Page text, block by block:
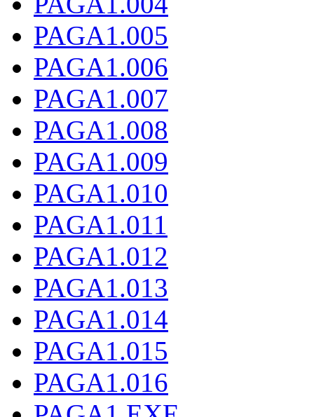
PAGA1.005
PAGA1.006
PAGA1.007
PAGA1.008
PAGA1.009
PAGA1.010
PAGA1.011
PAGA1.012
PAGA1.013
PAGA1.014
PAGA1.015
PAGA1.016